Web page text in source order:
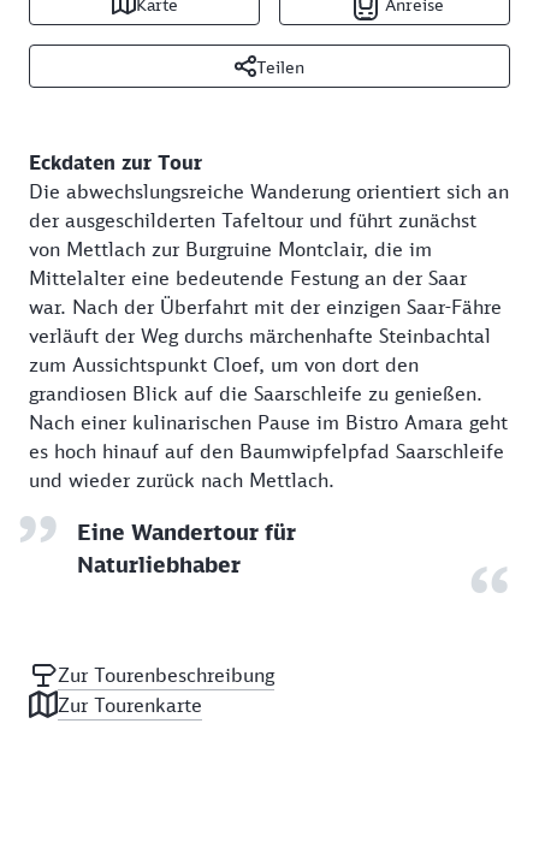
Teilen
Eckdaten zur Tour
Die abwechslungsreiche Wanderung orientiert sich an
der ausgeschilderten Tafeltour und führt zunächst
von Mettlach zur Burgruine Montclair, die im
Mittelalter eine bedeutende Festung an der Saar
war. Nach der Überfahrt mit der einzigen Saar-Fähre
verläuft der Weg durchs märchenhafte Steinbachtal
zum Aussichtspunkt Cloef, um von dort den
grandiosen Blick auf die Saarschleife zu genießen.
Nach einer kulinarischen Pause im Bistro Amara geht
es hoch hinauf auf den Baumwipfelpfad Saarschleife
und wieder zurück nach Mettlach.
Eine Wandertour für
Naturliebhaber
Zur Tourenbeschreibung
Zur Tourenkarte